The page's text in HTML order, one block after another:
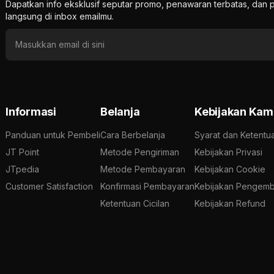
Dapatkan info eksklusif seputar promo, penawaran terbatas, dan
langsung di inbox emailmu.
Informasi
Panduan untuk Pembeli
JT Point
JTpedia
Customer Satisfaction
Belanja
Cara Berbelanja
Metode Pengiriman
Metode Pembayaran
Konfirmasi Pembayaran
Ketentuan Cicilan
Kebijakan
Syarat dan
Kebijakan Privasi
Kebijakan Cookie
Kebijakan
Kebijakan Refund